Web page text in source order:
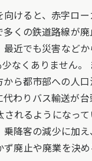
けると、赤字ロ
くの鉄道路線が
近でも災害など
なくありません。
ら都市部への人
わりバス輸送が
れるようになっ
降客の減少に加
廃止や廃業を決